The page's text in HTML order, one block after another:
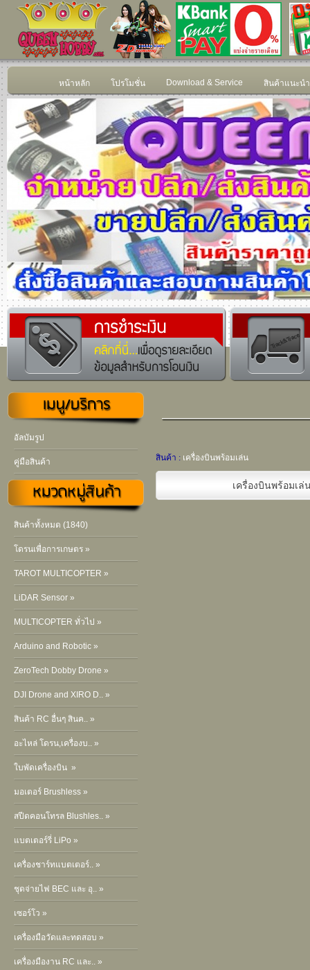
หน้าหลัก โปรโมชั่น Download & Service สินค้าแนะนำ
อัลบัมรูป
คู่มือสินค้า
สินค้าทั้งหมด (1840)
โดรนเพื่อการเกษตร »
TAROT MULTICOPTER »
LiDAR Sensor »
MULTICOPTER ทั่วไป »
Arduino and Robotic »
ZeroTech Dobby Drone »
DJI Drone and XIRO D.. »
สินค้า RC อื่นๆ สินค.. »
อะไหล่ โดรน,เครื่องบ.. »
ใบพัดเครื่องบิน »
มอเตอร์ Brushless »
สปีดคอนโทรล Blushles.. »
แบตเตอร์รี่ LiPo »
เครื่องชาร์ทแบตเตอร์.. »
ชุดจ่ายไฟ BEC และ อุ.. »
เซอร์โว »
เครื่องมือวัดและทดสอบ »
เครื่องมืองาน RC และ.. »
สินค้า : เครื่องบินพร้อมเล่น
เครื่องบินพร้อมเ